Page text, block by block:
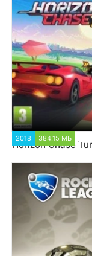
2018 384.15 МБ
Horizon Chase